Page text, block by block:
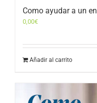
Como ayudar a un
0,00€
Añadir al carrito